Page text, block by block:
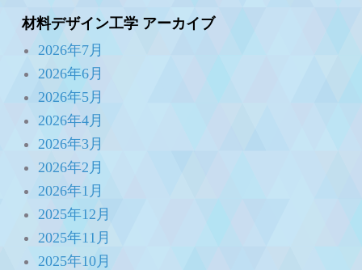
材料デザイン工学 アーカイブ
2026年7月
2026年6月
2026年5月
2026年4月
2026年3月
2026年2月
2026年1月
2025年12月
2025年11月
2025年10月